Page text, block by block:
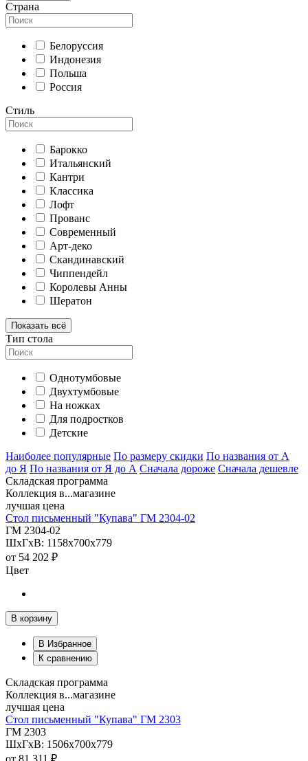
Страна
Белоруссия
Индонезия
Польша
Россия
Стиль
Барокко
Итальянский
Кантри
Классика
Лофт
Прованс
Современный
Арт-деко
Скандинавский
Чиппендейл
Королевы Анны
Шератон
Показать всё
Тип стола
Однотумбовые
Двухтумбовые
На ножках
Для подростков
Детские
Наиболее популярные По размеру скидки По названия от А
до Я По названия от Я до А Сначала дороже Сначала дешевле
Складская программа
Коллекция в...магазине
лучшая цена
Стол письменный "Купава" ГМ 2304-02
ГМ 2304-02
ШхГхВ: 1158х700х779
от 54 202 ₽
Цвет
В корзину
В Избранное
К сравнению
Складская программа
Коллекция в...магазине
лучшая цена
Стол письменный "Купава" ГМ 2303
ГМ 2303
ШхГхВ: 1506х700х779